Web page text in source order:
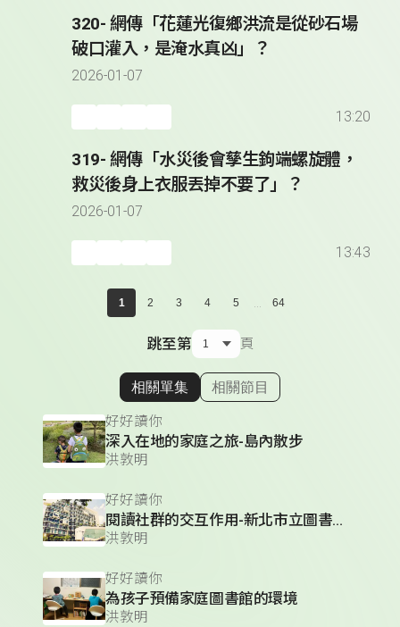
320- 網傳「花蓮光復鄉洪流是從砂石場
破口灌入，是淹水真凶」？
2026-01-07
13:20
319- 網傳「水災後會孳生鉤端螺旋體，
救災後身上衣服丟掉不要了」？
2026-01-07
13:43
1 2 3 4 5 ... 64
跳至第 頁
顯示相關單集
相關單集 相關節目
好好讀你
深入在地的家庭之旅-島內散步
洪敦明
好好讀你
閱讀社群的交互作用-新北市立圖書館總館
洪敦明
好好讀你
為孩子預備家庭圖書館的環境
洪敦明